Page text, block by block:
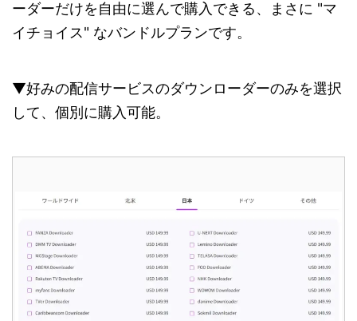
ーダーだけを自由に選んで購入できる、まさに "マ
イチョイス" なバンドルプランです。
▼好みの配信サービスのダウンローダーのみを選択
して、個別に購入可能。